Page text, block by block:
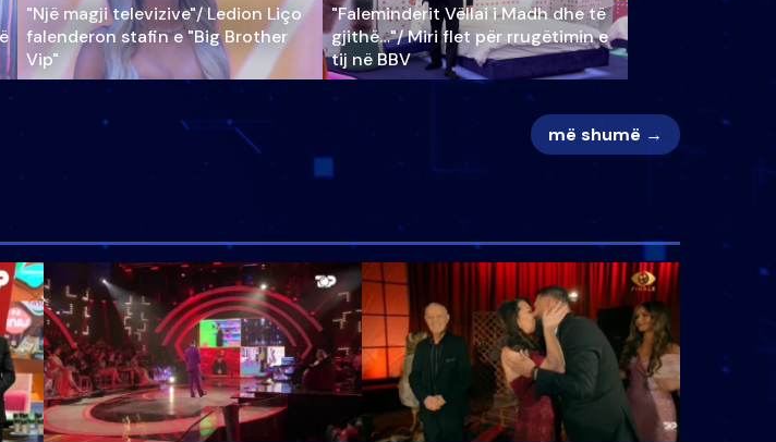
"Një magji televizive"/ Ledion Liço
falenderon stafin e "Big Brother
Vip"
"Faleminderit Vëllai i Madh dhe të
gjithë…"/ Miri flet për rrugëtimin e
tij në BBV
më shumë →